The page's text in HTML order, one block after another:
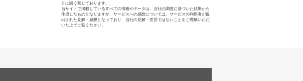
とは固く禁じております。
当サイトで掲載しているすべての情報やデータは、当社の調査に基づいた結果から
作成したものとなりますが、サービスへの感想については、サービスの利用者が提
出された見解・感想となっており、当社の見解・意見ではないことをご理解いただ
いた上でご覧ください。